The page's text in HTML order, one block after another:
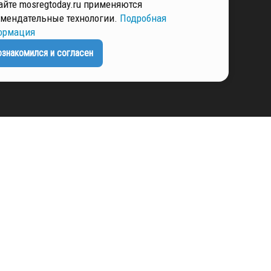
mosregtoday.ru применяются
технологии. Подробная
и согласен